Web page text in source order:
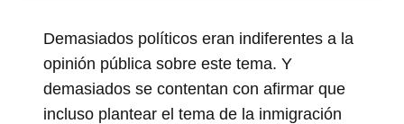
Demasiados políticos eran indiferentes a la
opinión pública sobre este tema. Y
demasiados se contentan con afirmar que
incluso plantear el tema de la inmigración